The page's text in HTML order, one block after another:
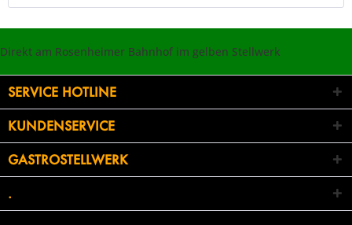
Direkt am Rosenheimer Bahnhof im gelben Stellwerk
SERVICE HOTLINE
KUNDENSERVICE
GASTROSTELLWERK
.